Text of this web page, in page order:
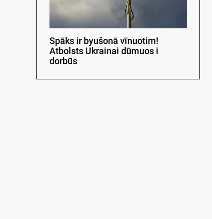
Spāks ir byušonā vīnuotim!
Atbolsts Ukrainai dūmuos i
dorbūs